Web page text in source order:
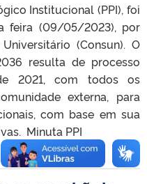
Institucional (PPI), foi
feira (09/05/2023), por
(Consun). O
resulta de processo
2021, com todos os
externa, para
com base em sua
Minuta PPI